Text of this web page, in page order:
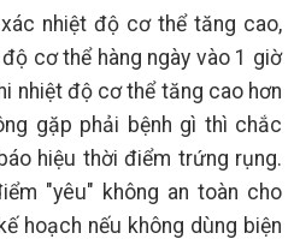
nhiệt độ cơ thể tăng cao,
cơ thể hàng ngày vào 1 giờ
nhiệt độ cơ thể tăng cao hơn
gặp phải bệnh gì thì chắc
hiệu thời điểm trứng rụng.
"yêu" không an toàn cho
hoạch nếu không dùng biện